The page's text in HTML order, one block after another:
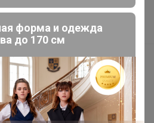
24-ok
для ваших изображений
чисел
форма и одежда
до 170 см